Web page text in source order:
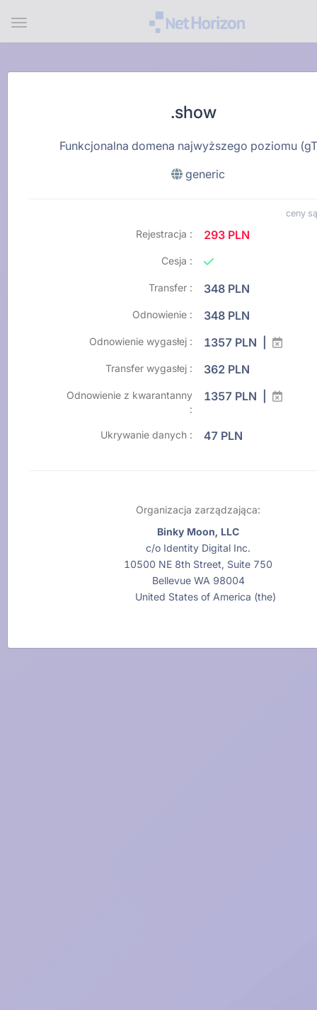
Menu
.show
Funkcjonalna domena najwyższego poziomu
generic
ceny
Rejestracja : 293 PLN
Cesja :
Transfer : 348 PLN
Odnowienie : 348 PLN
Odnowienie wygasłej : 1357 PLN |
Transfer wygasłej : 362 PLN
Odnowienie z kwarantanny
:
1357 PLN |
Ukrywanie danych : 47 PLN
Organizacja zarządzająca:
Binky Moon, LLC
c/o Identity Digital Inc.
10500 NE 8th Street, Suite 750
Bellevue WA 98004
United States of America (the)